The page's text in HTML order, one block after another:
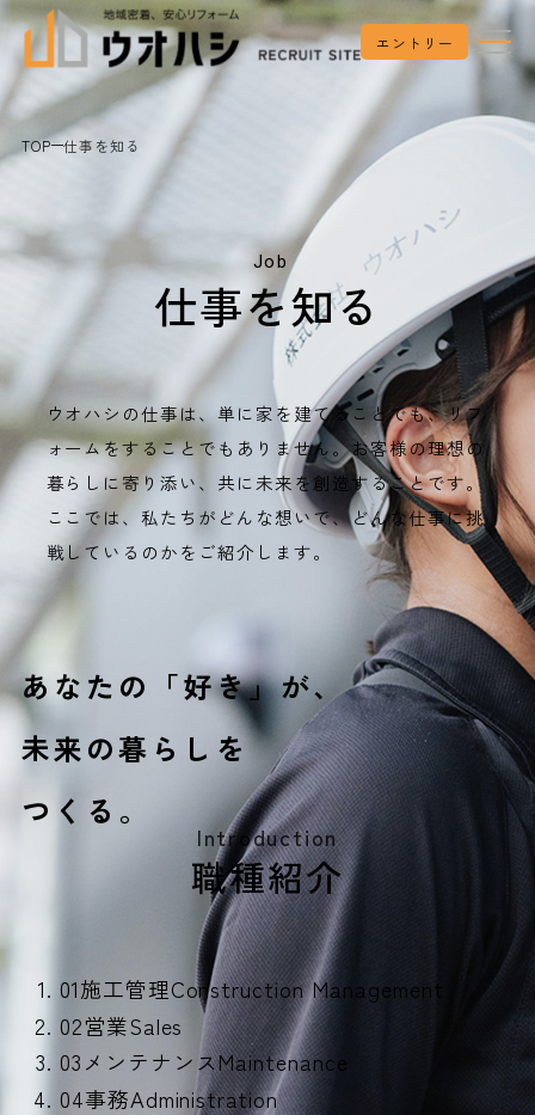
エントリー
TOP 仕事を知る
Job
仕事を知る
ウオハシの仕事は、単に家を建てることでも、リフ
ォームをすることでもありません。お客様の理想の
暮らしに寄り添い、共に未来を創造することです。
ここでは、私たちがどんな想いで、どんな仕事に挑
戦しているのかをご紹介します。
あなたの「好き」が、
未来の暮らしを
つくる。
職種紹介
Introduction
01施工管理Construction Management
02営業Sales
03メンテナンスMaintenance
04事務Administration